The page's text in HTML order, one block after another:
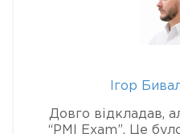
Ігор
Довго відкладав,
“PMI Exam”. Це